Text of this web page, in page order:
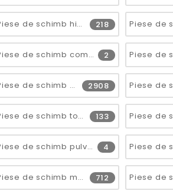
Piese de schimb hidrofoare 218
Piese de schimb compresoare 2
Piese de schimb motocoase 2908
Piese de schimb tocatoare 133
Piese de schimb pulverizatoare 4
Piese de schimb motoferastraie 712